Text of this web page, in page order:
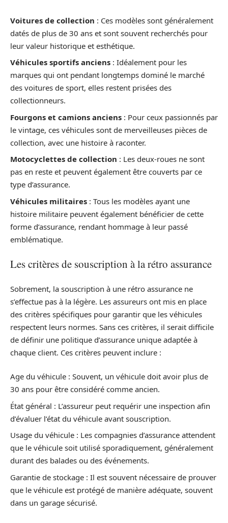
Voitures de collection : Ces modèles sont généralement
datés de plus de 30 ans et sont souvent recherchés pour
leur valeur historique et esthétique.
Véhicules sportifs anciens : Idéalement pour les
marques qui ont pendant longtemps dominé le marché
des voitures de sport, elles restent prisées des
collectionneurs.
Fourgons et camions anciens : Pour ceux passionnés par
le vintage, ces véhicules sont de merveilleuses pièces de
collection, avec une histoire à raconter.
Motocyclettes de collection : Les deux-roues ne sont
pas en reste et peuvent également être couverts par ce
type d’assurance.
Véhicules militaires : Tous les modèles ayant une
histoire militaire peuvent également bénéficier de cette
forme d’assurance, rendant hommage à leur passé
emblématique.
Les critères de souscription à la rétro assurance
Sobrement, la souscription à une rétro assurance ne
s’effectue pas à la légère. Les assureurs ont mis en place
des critères spécifiques pour garantir que les véhicules
respectent leurs normes. Sans ces critères, il serait difficile
de définir une politique d’assurance unique adaptée à
chaque client. Ces critères peuvent inclure :
Age du véhicule : Souvent, un véhicule doit avoir plus de
30 ans pour être considéré comme ancien.
État général : L’assureur peut requérir une inspection afin
d’évaluer l’état du véhicule avant souscription.
Usage du véhicule : Les compagnies d’assurance attendent
que le véhicule soit utilisé sporadiquement, généralement
durant des balades ou des événements.
Garantie de stockage : Il est souvent nécessaire de prouver
que le véhicule est protégé de manière adéquate, souvent
dans un garage sécurisé.